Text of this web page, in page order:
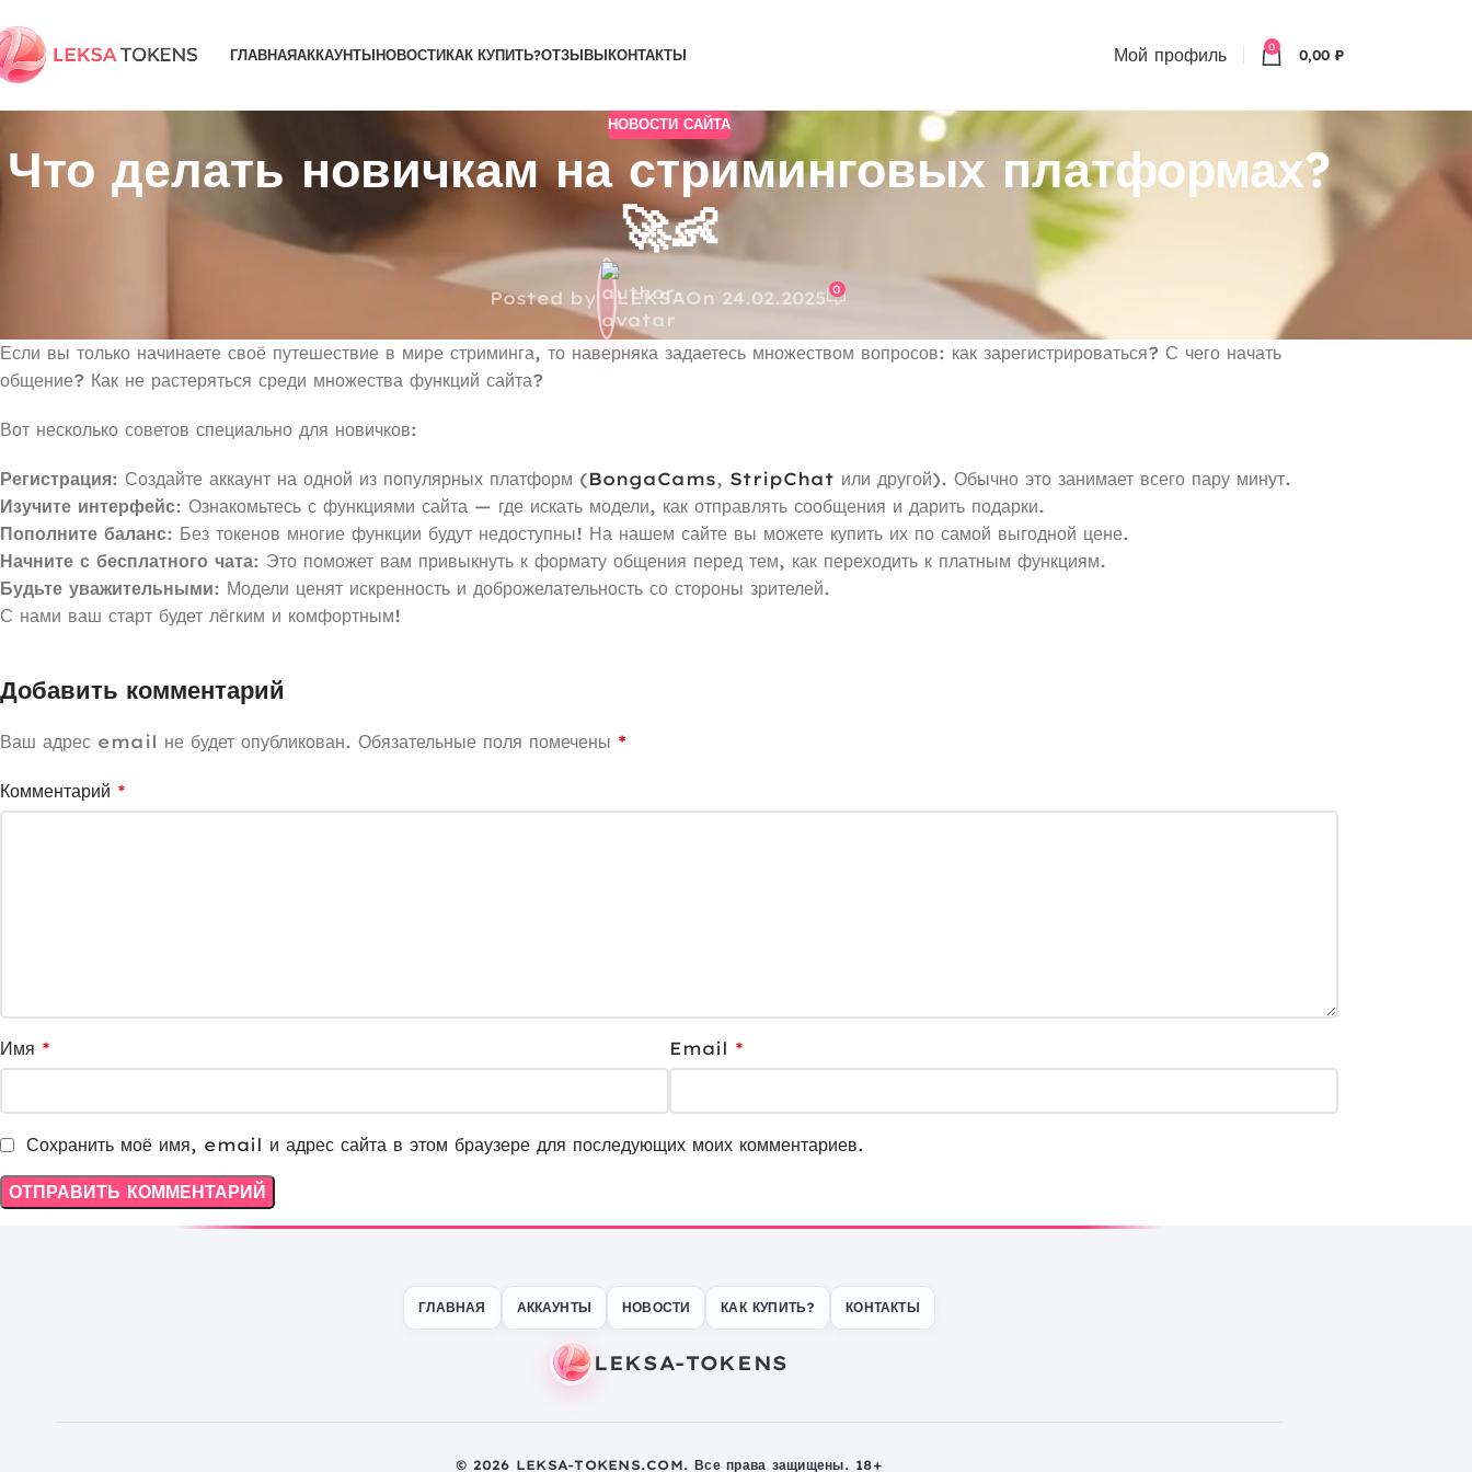
ГЛАВНАЯАККАУНТЫНОВОСТИКАК КУПИТЬ?ОТЗЫВЫКОНТАКТЫ Мой профиль 0 0,00 ₽
НОВОСТИ САЙТА
Что делать новичкам на стриминговых платформах?
🚀👶
Posted by LEKSAOn 24.02.2025 0
Если вы только начинаете своё путешествие в мире стриминга, то наверняка задаетесь множеством вопросов: как зарегистрироваться? С чего начать
общение? Как не растеряться среди множества функций сайта?
Вот несколько советов специально для новичков:
Регистрация: Создайте аккаунт на одной из популярных платформ (BongaCams, StripChat или другой). Обычно это занимает всего пару минут.
Изучите интерфейс: Ознакомьтесь с функциями сайта — где искать модели, как отправлять сообщения и дарить подарки.
Пополните баланс: Без токенов многие функции будут недоступны! На нашем сайте вы можете купить их по самой выгодной цене.
Начните с бесплатного чата: Это поможет вам привыкнуть к формату общения перед тем, как переходить к платным функциям.
Будьте уважительными: Модели ценят искренность и доброжелательность со стороны зрителей.
С нами ваш старт будет лёгким и комфортным!
Добавить комментарий
Ваш адрес email не будет опубликован. Обязательные поля помечены *
Комментарий *
Имя * Email *
Сохранить моё имя, email и адрес сайта в этом браузере для последующих моих комментариев.
ГЛАВНАЯ АККАУНТЫ НОВОСТИ КАК КУПИТЬ? КОНТАКТЫ
© 2026 LEKSA-TOKENS.COM. Все права защищены. 18+